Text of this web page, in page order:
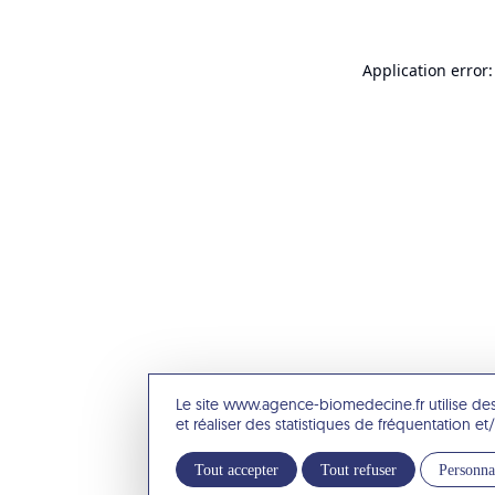
Le site www.agence-biomedecine.fr utilise
et réaliser des statistiques de fréquentation
Tout accepter Tout refuser
Application